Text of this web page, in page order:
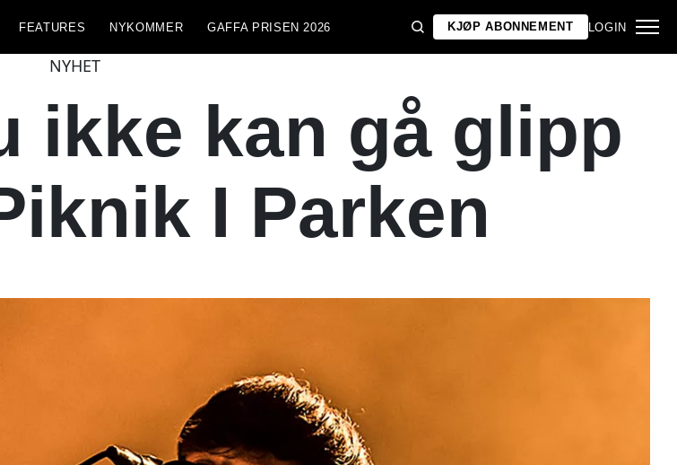
FEATURES NYKOMMER GAFFA PRISEN 2026 KJØP ABONNEMENT LOGIN
NYHET
ikke kan gå glipp
I Parken